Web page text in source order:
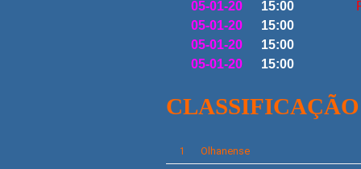
05-01-20
15:00
05-01-20
15:00
05-01-20
15:00
05-01-20
15:00
1 Olhanense